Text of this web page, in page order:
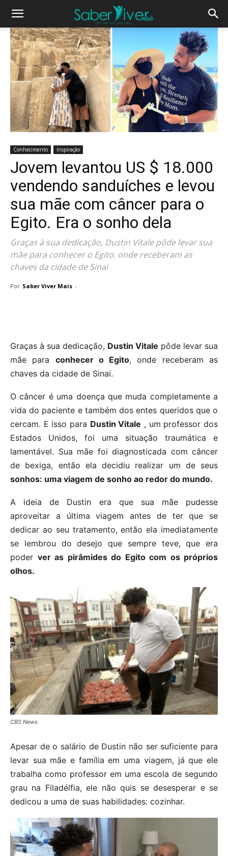
Conhecimento Inspiração
Jovem levantou US $ 18.000
vendendo sanduíches e levou
sua mãe com câncer para o
Egito. Era o sonho dela
Graças à sua dedicação, Dustin Vitale pôde levar sua
mãe para conhecer o Egito, onde receberam as
chaves da cidade de Sinai
Por Saber Viver Mais -
Graças à sua dedicação, Dustin Vitale pôde levar sua
mãe para conhecer o Egito, onde receberam as
chaves da cidade de Sinai.
O câncer é uma doença que muda completamente a
vida do paciente e também dos entes queridos que o
cercam. E isso para Dustin Vitale , um professor dos
Estados Unidos, foi uma situação traumática e
lamentável. Sua mãe foi diagnosticada com câncer
de bexiga, então ela decidiu realizar um de seus
sonhos: uma viagem de sonho ao redor do mundo.
A ideia de Dustin era que sua mãe pudesse
aproveitar a última viagem antes de ter que se
dedicar ao seu tratamento, então ela imediatamente
se lembrou do desejo que sempre teve, que era
poder ver as pirâmides do Egito com os próprios
olhos.
CBS News
Apesar de o salário de Dustin não ser suficiente para
levar sua mãe e família em uma viagem, já que ele
trabalha como professor em uma escola de segundo
grau na Filadélfia, ele não quis se desesperar e se
dedicou a uma de suas habilidades: cozinhar.